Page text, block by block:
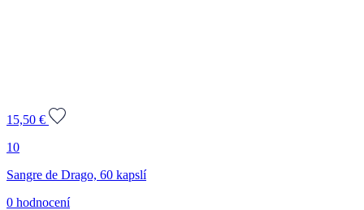
15,50 €
10
Sangre de Drago, 60 kapslí
0 hodnocení